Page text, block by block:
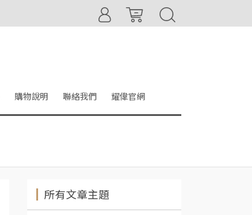
購物說明 聯絡我們 耀偉官網
所有文章主題